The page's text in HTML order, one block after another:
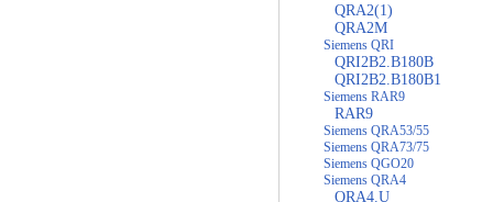
QRA2(1)
QRA2M
Siemens QRI
QRI2B2.B180B
QRI2B2.B180B1
Siemens RAR9
RAR9
Siemens QRA53/55
Siemens QRA73/75
Siemens QGO20
Siemens QRA4
QRA4.U